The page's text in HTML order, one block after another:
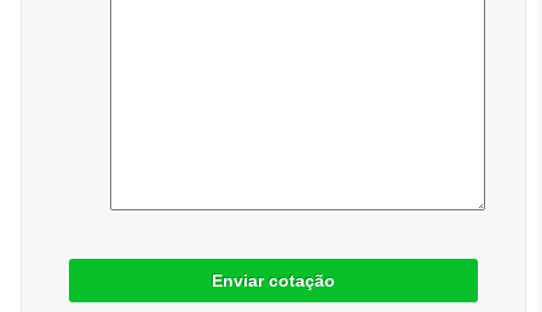
Enviar cotação